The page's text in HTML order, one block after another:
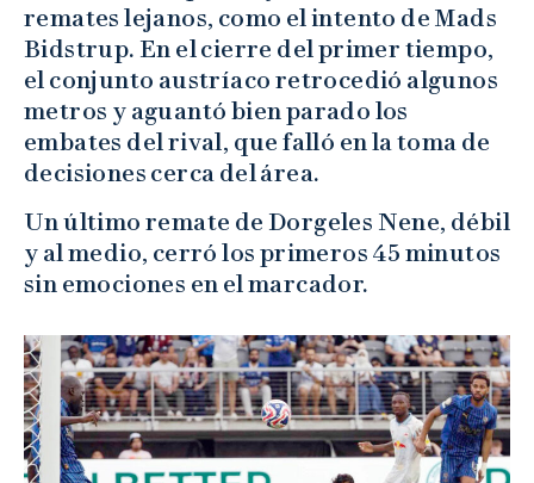
remates lejanos, como el intento de Mads
Bidstrup. En el cierre del primer tiempo,
el conjunto austríaco retrocedió algunos
metros y aguantó bien parado los
embates del rival, que falló en la toma de
decisiones cerca del área.
Un último remate de Dorgeles Nene, débil
y al medio, cerró los primeros 45 minutos
sin emociones en el marcador.